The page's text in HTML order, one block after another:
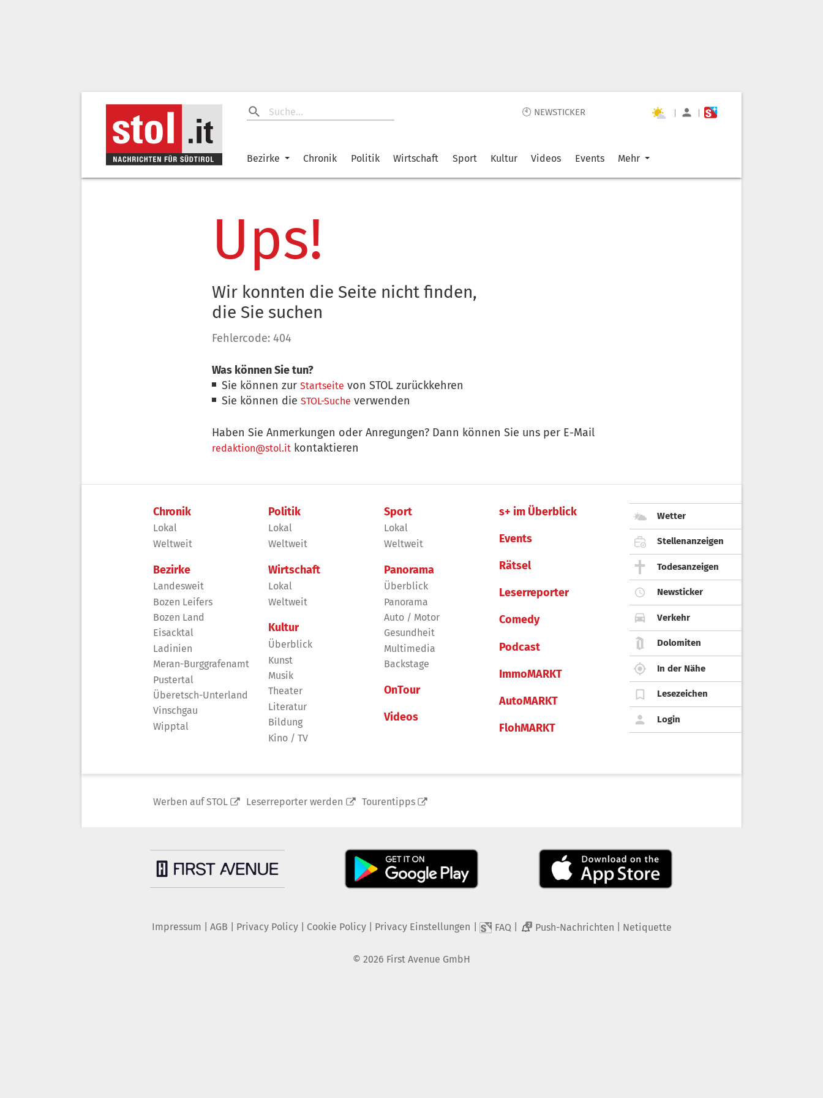
🕙 NEWSTICKER | |
Bezirke Chronik Politik Wirtschaft Sport Kultur Videos Events Mehr
Ups!
Wir konnten die Seite nicht finden,
die Sie suchen
Fehlercode: 404
Was können Sie tun?
Sie können zurStartseite von STOL zurückkehren
Sie können dieSTOL-Suche verwenden
Haben Sie Anmerkungen oder Anregungen? Dann können Sie uns per E-Mail
redaktion@stol.it kontaktieren
Chronik
Lokal
Weltweit
Bezirke
Landesweit
Bozen Leifers
Bozen Land
Eisacktal
Ladinien
Meran-Burggrafenamt
Pustertal
Überetsch-Unterland
Vinschgau
Wipptal
Politik
Lokal
Weltweit
Wirtschaft
Lokal
Weltweit
Kultur
Überblick
Kunst
Musik
Theater
Literatur
Bildung
Kino / TV
Sport
Lokal
Weltweit
Panorama
Überblick
Panorama
Auto / Motor
Gesundheit
Multimedia
Backstage
OnTour
Videos
s+ im Überblick
Events
Rätsel
Leserreporter
Comedy
Podcast
ImmoMARKT
AutoMARKT
FlohMARKT
Wetter
Stellenanzeigen
Todesanzeigen
Newsticker
Verkehr
Dolomiten
In der Nähe
Lesezeichen
Login
Werben auf STOL Leserreporter werden Tourentipps
Impressum AGB Privacy Policy| Cookie Policy| Privacy Einstellungen FAQ 2 Push-Nachrichten Netiquette
© 2026 First Avenue GmbH